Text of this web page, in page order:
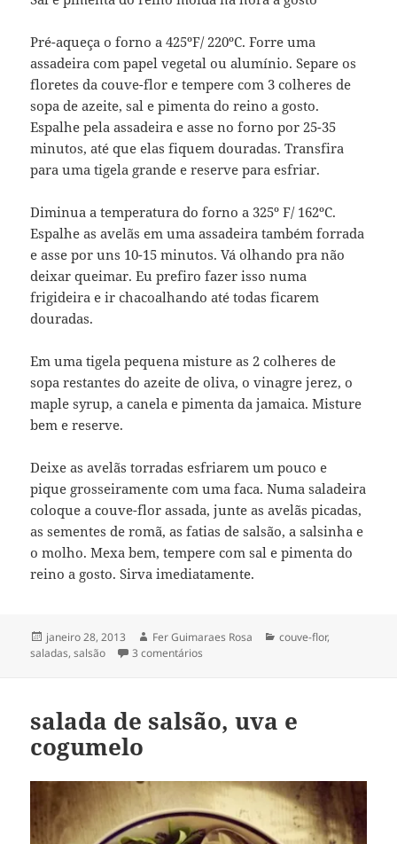
Pré-aqueça o forno a 425ºF/ 220ºC. Forre uma
assadeira com papel vegetal ou alumínio. Separe os
floretes da couve-flor e tempere com 3 colheres de
sopa de azeite, sal e pimenta do reino a gosto.
Espalhe pela assadeira e asse no forno por 25-35
minutos, até que elas fiquem douradas. Transfira
para uma tigela grande e reserve para esfriar.
Diminua a temperatura do forno a 325º F/ 162ºC.
Espalhe as avelãs em uma assadeira também forrada
e asse por uns 10-15 minutos. Vá olhando pra não
deixar queimar. Eu prefiro fazer isso numa
frigideira e ir chacoalhando até todas ficarem
douradas.
Em uma tigela pequena misture as 2 colheres de
sopa restantes do azeite de oliva, o vinagre jerez, o
maple syrup, a canela e pimenta da jamaica. Misture
bem e reserve.
Deixe as avelãs torradas esfriarem um pouco e
pique grosseiramente com uma faca. Numa saladeira
coloque a couve-flor assada, junte as avelãs picadas,
as sementes de romã, as fatias de salsão, a salsinha e
o molho. Mexa bem, tempere com sal e pimenta do
reino a gosto. Sirva imediatamente.
Publicado
em
janeiro 28, 2013 Autor
Fer Guimaraes Rosa Categorias
couve-flor,
saladas,salsão 3 comentários
salada de salsão, uva e
cogumelo